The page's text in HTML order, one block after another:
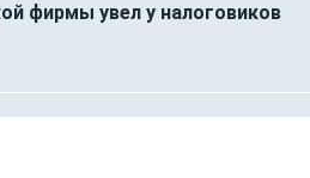
фирмы увел у налоговиков